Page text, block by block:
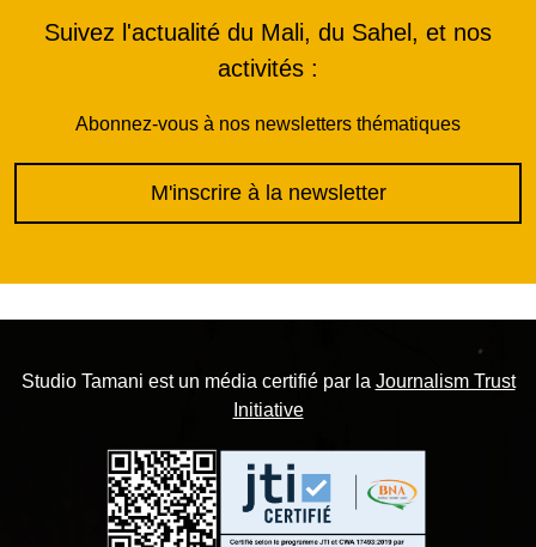
Suivez l'actualité du Mali, du Sahel, et nos
activités :
Abonnez-vous à nos newsletters thématiques
M'inscrire à la newsletter
Studio Tamani est un média certifié par la Journalism Trust
Initiative